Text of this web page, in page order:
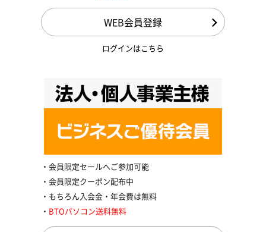
WEB会員登録
ログインはこちら
会員限定セールへご参加可能
会員限定クーポン配布中
もちろん入会金・年会費は無料
BTOパソコン送料無料